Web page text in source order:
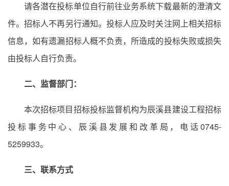
请各潜在投标单位自行前往业务系统下载最新的澄清文
件。招标人不再另行通知。投标人应及时关注网上相关招标
信息，如有遗漏招标人概不负责，所造成的投标失败或损失
由投标人自行负责。
二、监督部门：
本次招标项目招标投标监督机构为辰溪县建设工程招标
投标事务中心、辰溪县发展和改革局，电话0745-
5259933。
三、联系方式